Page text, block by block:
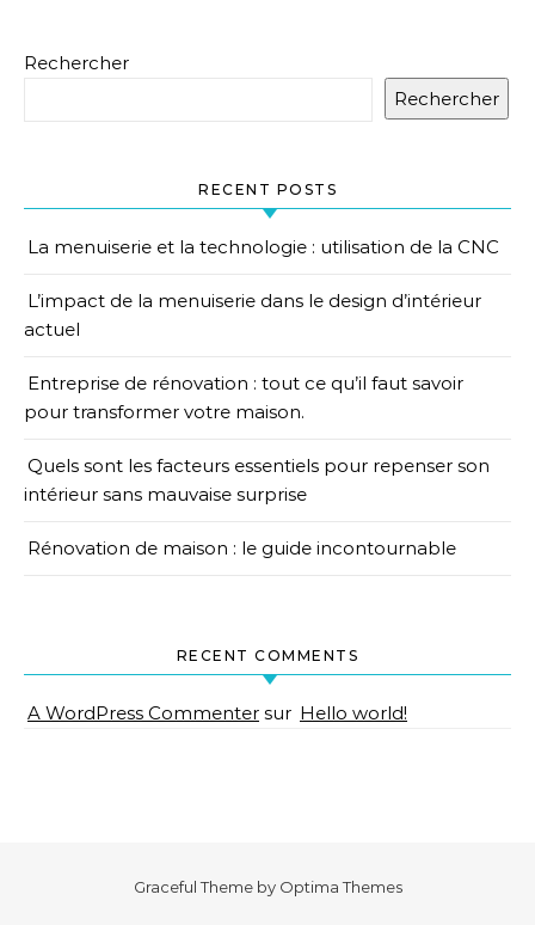
Rechercher
Rechercher
RECENT POSTS
La menuiserie et la technologie : utilisation de la CNC
L’impact de la menuiserie dans le design d’intérieur
actuel
Entreprise de rénovation : tout ce qu’il faut savoir
pour transformer votre maison.
Quels sont les facteurs essentiels pour repenser son
intérieur sans mauvaise surprise
Rénovation de maison : le guide incontournable
RECENT COMMENTS
A WordPress Commenter sur Hello world!
Graceful Theme by Optima Themes